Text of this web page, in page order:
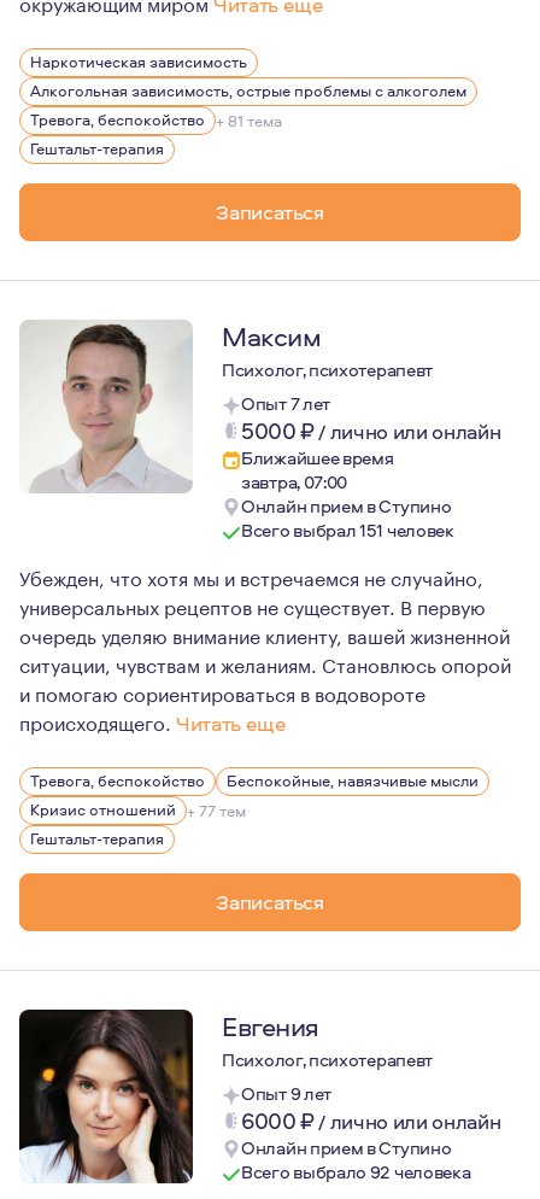
По первому образованию я искусствовед, куратор
В своей практике опираюсь на гуманистические и
В работе придерживаюсь этических стандартов
Наркотическая зависимость
Алкогольная зависимость, острые проблемы с алкоголем
Тревога, беспокойство + 81 тема
Гештальт-терапия
Записаться
Максим
Психолог, психотерапевт
Опыт 7 лет
5000₽/лично или онлайн
Ближайшее время
завтра, 07:00
Онлайн прием в Ступино
Всего выбрал 151 человек
Убежден, что хотя мы и встречаемся не случайно,
универсальных рецептов не существует. В первую
очередь уделяю внимание клиенту, вашей жизненной
ситуации, чувствам и желаниям. Становлюсь опорой
и помогаю сориентироваться в водовороте
происходящего. Читать еще
Люблю юмор и стендап - сам несколько раз выступал
Увлекаюсь плаванием, интуитивными танцами, тантрой
Обратившись ко мне вы сделаете первый шаг к
От меня можно ожидать внимательного и этичного
Тревога, беспокойство
Беспокойные, навязчивые мысли
Кризис отношений + 77 тем
Гештальт-терапия
Записаться
Евгения
Психолог, психотерапевт
Опыт 9 лет
6000₽/лично или онлайн
Онлайн прием в Ступино
Всего выбрало 92 человека